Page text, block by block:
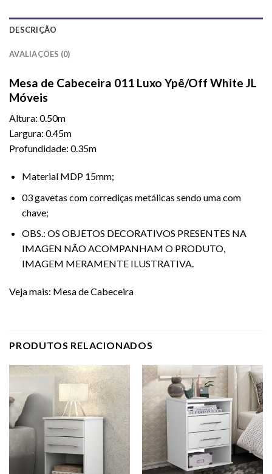
DESCRIÇÃO
AVALIAÇÕES (0)
Mesa de Cabeceira 011 Luxo Ypê/Off White JL
Móveis
Altura: 0.50m
Largura: 0.45m
Profundidade: 0.35m
Material MDP 15mm;
03 gavetas com corrediças metálicas sendo uma com
chave;
OBS.: OS OBJETOS DECORATIVOS PRESENTES NA
IMAGEN NÃO ACOMPANHAM O PRODUTO,
IMAGEM MERAMENTE ILUSTRATIVA.
Veja mais: Mesa de Cabeceira
PRODUTOS RELACIONADOS